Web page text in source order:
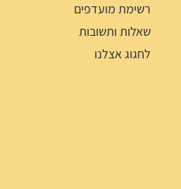
רשימת מועדפים
שאלות ותשובות
לחגוג אצלנו